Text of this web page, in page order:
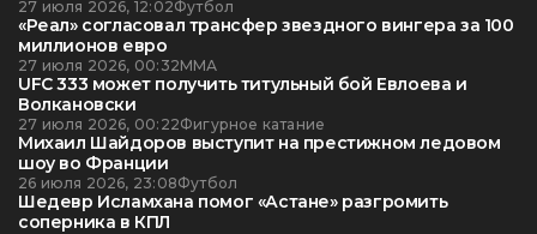
27 июля 2026, 12:02Футбол
«Реал» согласовал трансфер звездного вингера за 100
миллионов евро
27 июля 2026, 00:32ММА
UFC 333 может получить титульный бой Евлоева и
Волкановски
27 июля 2026, 00:22Фигурное катание
Михаил Шайдоров выступит на престижном ледовом
шоу во Франции
26 июля 2026, 23:08Футбол
Шедевр Исламхана помог «Астане» разгромить
соперника в КПЛ